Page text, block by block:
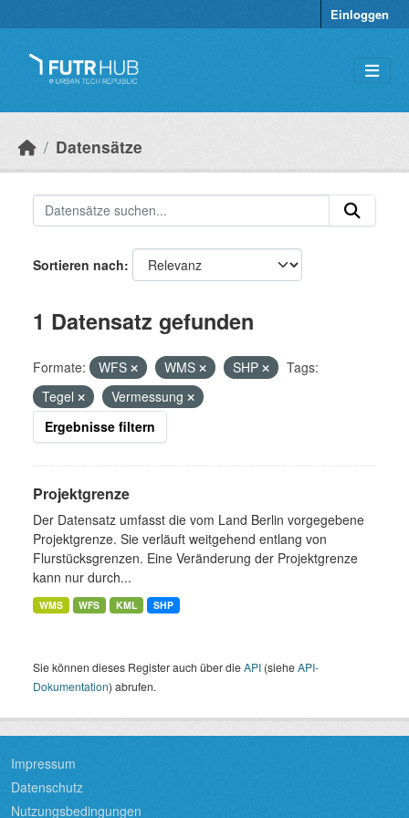
Einloggen
Datensätze
Sortieren nach
1 Datensatz gefunden
Formate: WFS WMS SHP
Tags:
Tegel
Vermessung
Ergebnisse filtern
Projektgrenze
Der Datensatz umfasst die vom Land Berlin vorgegebene
Projektgrenze. Sie verläuft weitgehend entlang von
Flurstücksgrenzen. Eine Veränderung der Projektgrenze
kann nur durch...
WMS WFS KML SHP
Sie können dieses Register auch über dieAPI (sieheAPI-
Dokumentation) abrufen.
Impressum
Datenschutz
Nutzungsbedingungen